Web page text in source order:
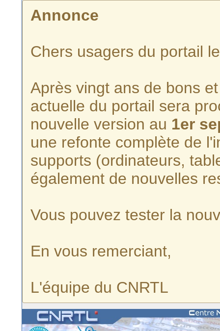
Annonce
Chers usagers du portail
Après vingt ans de bons
actuelle du portail sera
nouvelle version au 1er
une refonte complète de
supports (ordinateurs,
également de nouvelles
Vous pouvez tester la
En vous remerciant,
L'équipe du CNRTL